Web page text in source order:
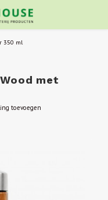
350 ml
met
toevoegen